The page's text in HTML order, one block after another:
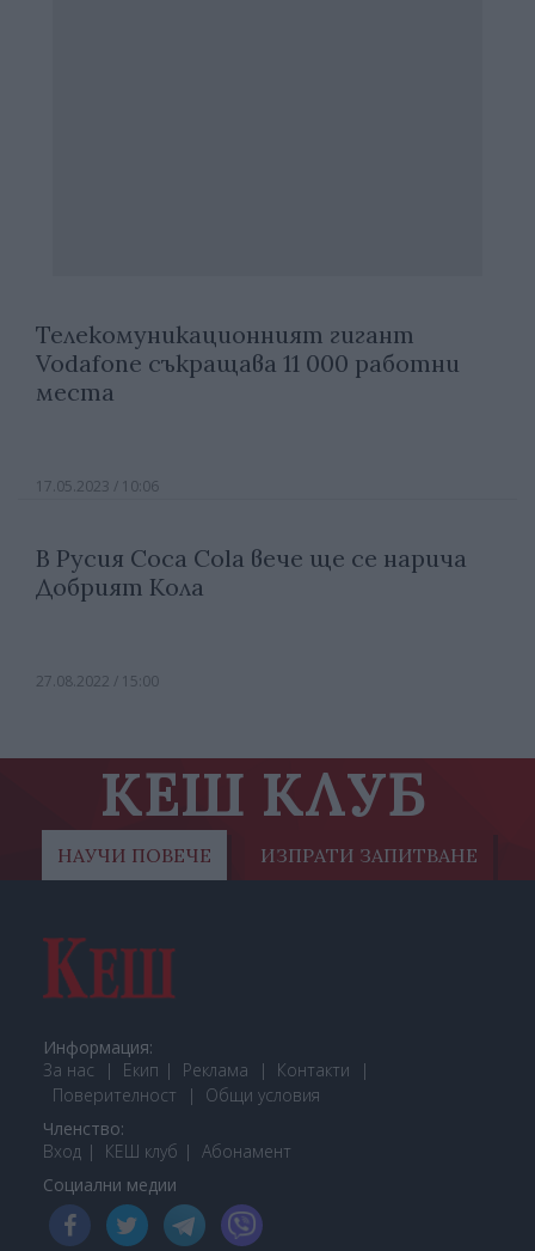
Телекомуникационният гигант
Vodafone съкращава 11 000 работни
места
17.05.2023 / 10:06
В Русия Coca Cola вече ще се нарича
Добрият Кола
27.08.2022 / 15:00
КЕШ КЛУБ
НАУЧИ ПОВЕЧЕ ИЗПРАТИ ЗАПИТВАНЕ
Информация:
За нас
Екип Реклама
Контакти
Поверителност
Общи условия
Членство:
Вход
КЕШ клуб Абонамент
Социални медии